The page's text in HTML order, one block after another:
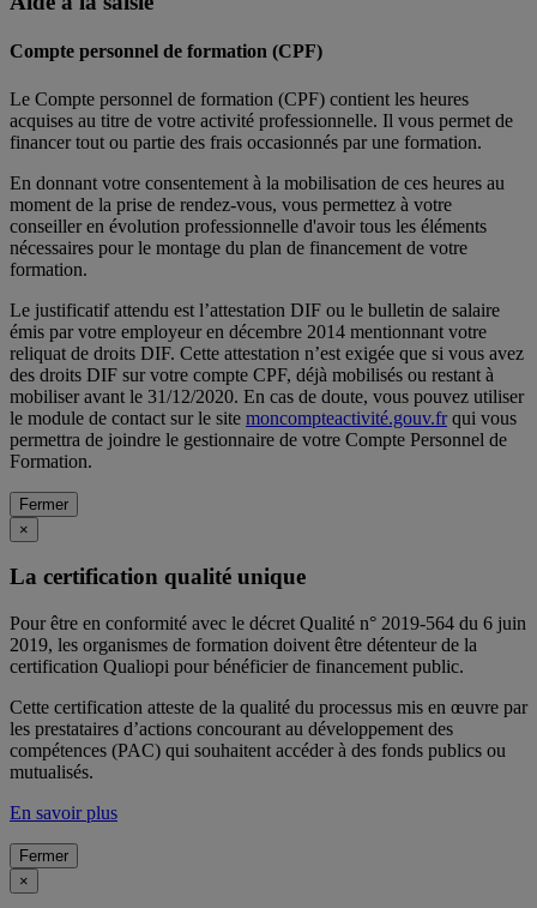
Compte personnel de formation (CPF)
Le Compte personnel de formation (CPF) contient les heures
acquises au titre de votre activité professionnelle. Il vous permet de
financer tout ou partie des frais occasionnés par une formation.
En donnant votre consentement à la mobilisation de ces heures au
moment de la prise de rendez-vous, vous permettez à votre
conseiller en évolution professionnelle d'avoir tous les éléments
nécessaires pour le montage du plan de financement de votre
formation.
Le justificatif attendu est l’attestation DIF ou le bulletin de salaire
émis par votre employeur en décembre 2014 mentionnant votre
reliquat de droits DIF. Cette attestation n’est exigée que si vous avez
des droits DIF sur votre compte CPF, déjà mobilisés ou restant à
mobiliser avant le 31/12/2020. En cas de doute, vous pouvez utiliser
le module de contact sur le site moncompteactivité.gouv.frqui vous
permettra de joindre le gestionnaire de votre Compte Personnel de
Formation.
Fermer
×
La certification qualité unique
Pour être en conformité avec le décret Qualité n° 2019-564 du 6 juin
2019, les organismes de formation doivent être détenteur de la
certification Qualiopi pour bénéficier de financement public.
Cette certification atteste de la qualité du processus mis en œuvre par
les prestataires d’actions concourant au développement des
compétences (PAC) qui souhaitent accéder à des fonds publics ou
mutualisés.
En savoir plus
Fermer
×